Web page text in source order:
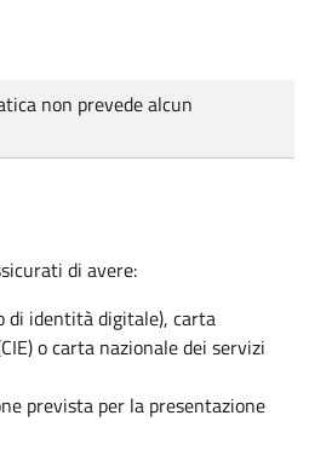
non prevede alcun
di avere:
di identità digitale), carta
o carta nazionale dei servizi
prevista per la presentazione